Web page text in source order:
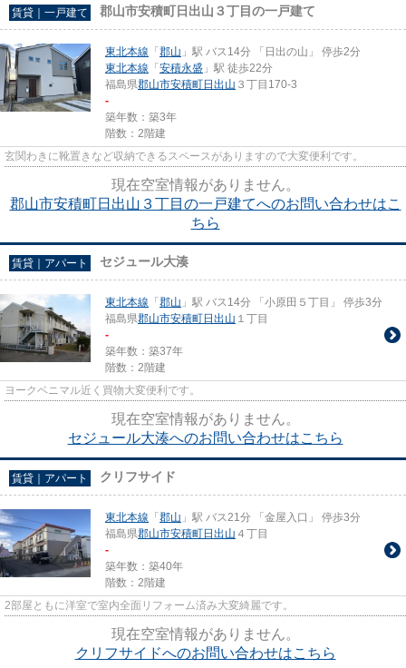
賃貸｜一戸建て 郡山市安積町日出山３丁目の一戸建て
東北本線 「 郡山 」駅 バス14分 「日出の山」 停歩2分
東北本線 「 安積永盛 」駅 徒歩22分
福島県郡山市安積町日出山 ３丁目170-3
-
築年数：築3年
階数：2階建
玄関わきに靴置きなど収納できるスペースがありますので大変便利です。
現在空室情報がありません。
郡山市安積町日出山３丁目の一戸建てへのお問い合わせはこ
ちら
賃貸｜アパート セジュール大湊
東北本線 「 郡山 」駅 バス14分 「小原田５丁目」 停歩3分
福島県郡山市安積町日出山 １丁目
-
築年数：築37年
階数：2階建
ヨークベニマル近く買物大変便利です。
現在空室情報がありません。
セジュール大湊へのお問い合わせはこちら
賃貸｜アパート クリフサイド
東北本線 「 郡山 」駅 バス21分 「金屋入口」 停歩3分
福島県郡山市安積町日出山 ４丁目
-
築年数：築40年
階数：2階建
2部屋ともに洋室で室内全面リフォーム済み大変綺麗です。
現在空室情報がありません。
クリフサイドへのお問い合わせはこちら